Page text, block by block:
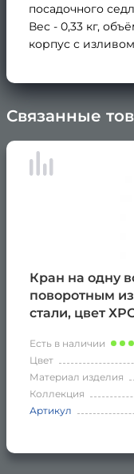
посадочного
Вес - 0,33 кг,
корпус с
Связанные
Кран на одну
поворотным
стали, цвет
Есть в наличии
Цвет
Материал изделия
Коллекция
Артикул